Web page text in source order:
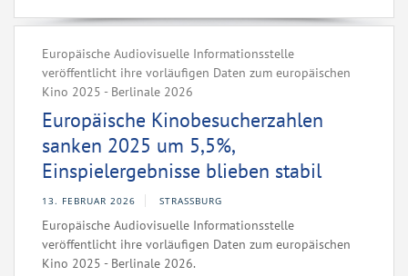
Europäische Audiovisuelle Informationsstelle
veröffentlicht ihre vorläufigen Daten zum europäischen
Kino 2025 - Berlinale 2026
Europäische Kinobesucherzahlen
sanken 2025 um 5,5%,
Einspielergebnisse blieben stabil
13. FEBRUAR 2026 STRASSBURG
Europäische Audiovisuelle Informationsstelle
veröffentlicht ihre vorläufigen Daten zum europäischen
Kino 2025 - Berlinale 2026.